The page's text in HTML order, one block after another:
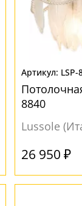
LSP-
8840
Lussole
26 950 ₽